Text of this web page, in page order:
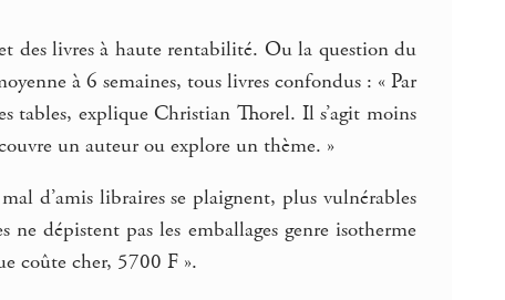
des livres à haute rentabilité. Ou la question du
à 6 semaines, tous livres confondus : « Par
tables, explique Christian Thorel. Il s’agit moins
un auteur ou explore un thème. »
d’amis libraires se plaignent, plus vulnérables
dépistent pas les emballages genre isotherme
coûte cher, 5700 F ».